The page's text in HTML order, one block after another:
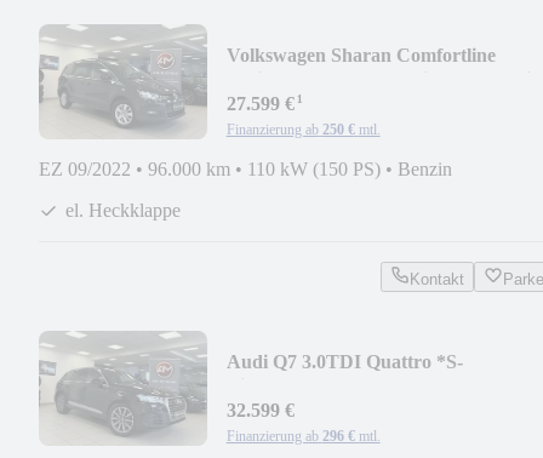
Volkswagen Sharan Comfortline
27.599 €¹
Finanzierung ab 250 € mtl.
EZ 09/2022 • 96.000 km • 110 kW (150 PS) • Benzin
el. Heckklappe
Kontakt
Audi Q7 3.0TDI Quattro *S-
32.599 €
Finanzierung ab 296 € mtl.